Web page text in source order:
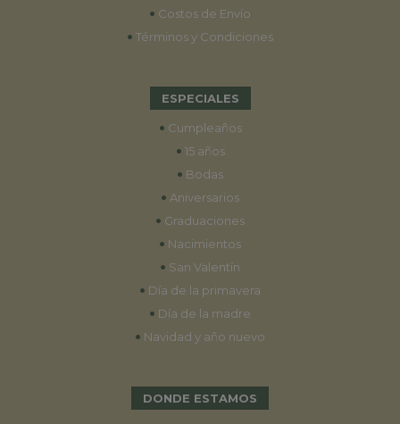
• Costos de Envío
• Términos y Condiciones
ESPECIALES
• Cumpleaños
• 15 años
• Bodas
• Aniversarios
• Graduaciones
• Nacimientos
• San Valentín
• Día de la primavera
• Día de la madre
• Navidad y año nuevo
DONDE ESTAMOS